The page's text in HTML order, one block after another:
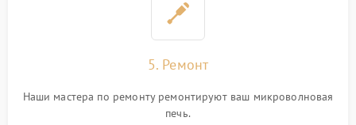
5. Ремонт
Наши мастера по ремонту ремонтируют ваш микроволновая
печь.